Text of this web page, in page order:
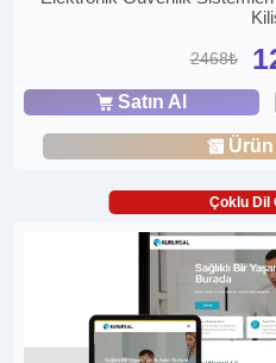
2468₺
Satın Al
Çoklu Dil